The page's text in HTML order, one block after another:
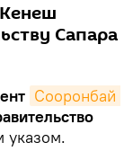
Сапара
Сооронбай
указом.